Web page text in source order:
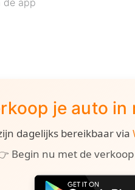
de app
je auto in
dagelijks bereikbaar via
Begin nu met de